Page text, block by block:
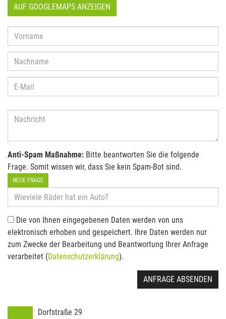
AUF GOOGLEMAPS ANZEIGEN
Anti-Spam Maßnahme: Bitte beantworten Sie die folgende
Frage. Somit wissen wir, dass Sie kein Spam-Bot sind.
NEUE FRAGE
Die von Ihnen eingegebenen Daten werden von uns
elektronisch erhoben und gespeichert. Ihre Daten werden nur
zum Zwecke der Bearbeitung und Beantwortung Ihrer Anfrage
verarbeitet (Datenschutzerklärung).
ANFRAGE ABSENDEN
Dorfstraße 29